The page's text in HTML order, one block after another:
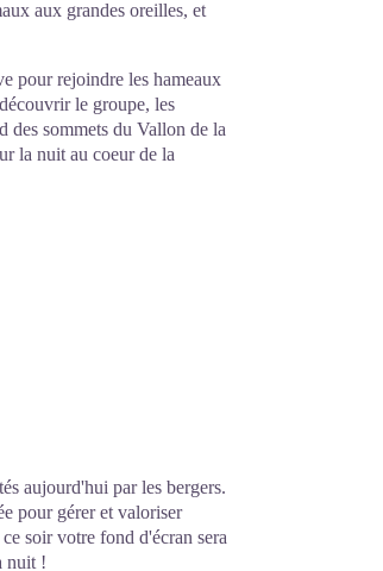
aux grandes oreilles, et
pour rejoindre les hameaux
le groupe, les
des sommets du Vallon de la
la nuit au coeur de la
aujourd'hui par les bergers.
pour gérer et valoriser
soir votre fond d'écran sera
nuit !